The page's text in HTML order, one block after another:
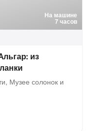
На машине
7 часов
из
Музее солонок и